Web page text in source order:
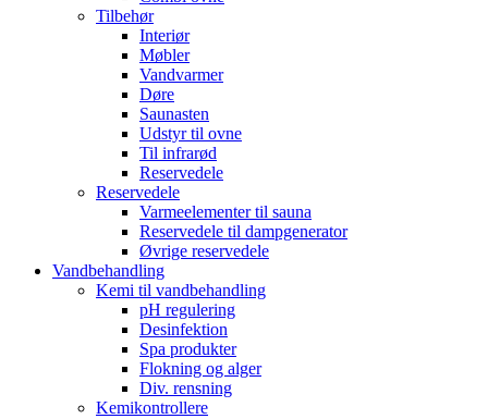
Tilbehør
Interiør
Møbler
Vandvarmer
Døre
Saunasten
Udstyr til ovne
Til infrarød
Reservedele
Reservedele
Varmeelementer til sauna
Reservedele til dampgenerator
Øvrige reservedele
Vandbehandling
Kemi til vandbehandling
pH regulering
Desinfektion
Spa produkter
Flokning og alger
Div. rensning
Kemikontrollere